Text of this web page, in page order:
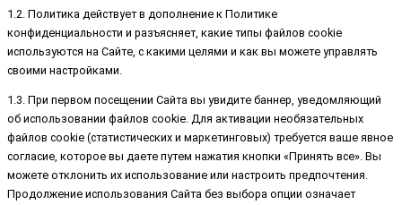
1.2. Политика действует в дополнение к Политике
конфиденциальности и разъясняет, какие типы файлов cookie
используются на Сайте, с какими целями и как вы можете управлять
своими настройками.
1.3. При первом посещении Сайта вы увидите баннер, уведомляющий
об использовании файлов cookie. Для активации необязательных
файлов cookie (статистических и маркетинговых) требуется ваше явное
согласие, которое вы даете путем нажатия кнопки «Принять все». Вы
можете отклонить их использование или настроить предпочтения.
Продолжение использования Сайта без выбора опции означает